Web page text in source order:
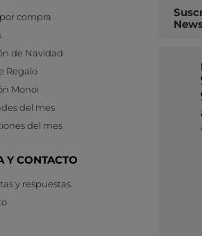
compra
de Navidad
Regalo
Monoi
del mes
del mes
Y CONTACTO
y respuestas